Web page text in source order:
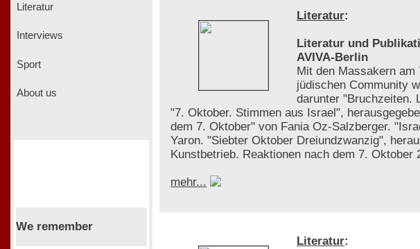
Literatur
Interviews
Sport
About us
We remember
Literatur:
Literatur und
AVIVA-Berlin
Mit den Massakern am
jüdischen Community
darunter "Bruchzeiten.
"7. Oktober. Stimmen aus Israel",
dem 7. Oktober" von Fania Oz-Salzberger.
Yaron. "Siebter Oktober Dreiundzwanzig",
Kunstbetrieb. Reaktionen nach dem 7.
mehr...
Literatur: